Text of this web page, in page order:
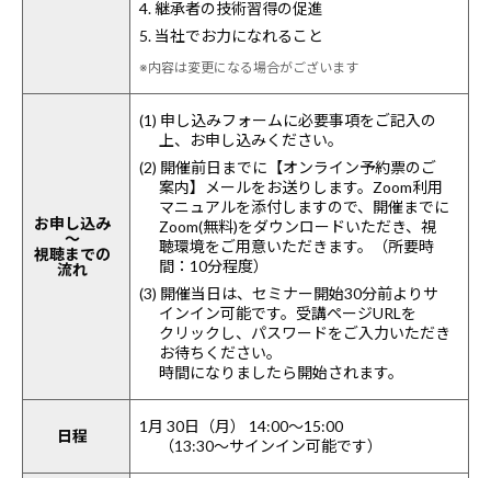
4. 継承者の技術習得の促進
5. 当社でお力になれること
※内容は変更になる場合がございます
お申し込み
～
視聴までの
流れ
(1) 申し込みフォームに必要事項をご記入の
上、お申し込みください。
(2) 開催前日までに【オンライン予約票のご
案内】メールをお送りします。Zoom利用
マニュアルを添付しますので、開催までに
Zoom(無料)をダウンロードいただき、視
聴環境をご用意いただきます。（所要時
間：10分程度）
(3) 開催当日は、セミナー開始30分前よりサ
インイン可能です。受講ページURLを
クリックし、パスワードをご入力いただき
お待ちください。
時間になりましたら開始されます。
日程
1月 30日（月） 14:00～15:00
（13:30～サインイン可能です）